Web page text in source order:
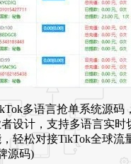
多语言抢单系统源码
设计，支持多语言实时
轻松对接TikTok全球流
源码)